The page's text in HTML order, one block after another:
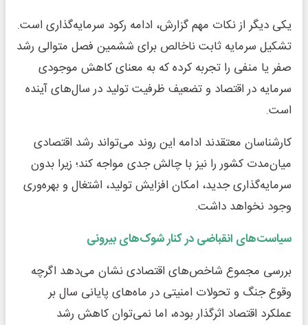
یکی دیگر از نکات مهم گزارش، ادامه رکود سرمایه‌گذاری است.
تشکیل سرمایه ثابت ناخالص برای ششمین فصل متوالی رشد
صفر یا منفی را تجربه کرده که به معنای کاهش موجودی
سرمایه در اقتصاد و تضعیف ظرفیت تولید در سال‌های آینده
است.
کارشناسان معتقدند ادامه این روند می‌تواند رشد اقتصادی
میان‌مدت کشور را نیز با چالش جدی مواجه کند؛ زیرا بدون
سرمایه‌گذاری جدید، امکان افزایش تولید، اشتغال و بهره‌وری
وجود نخواهد داشت.
سیاست‌های انقباضی در کنار شوک‌های بیرونی
بررسی مجموع شاخص‌های اقتصادی نشان می‌دهد اگرچه
وقوع جنگ و تحولات امنیتی در ماه‌های پایانی سال بر
عملکرد اقتصاد اثرگذار بوده، اما نمی‌توان کاهش رشد